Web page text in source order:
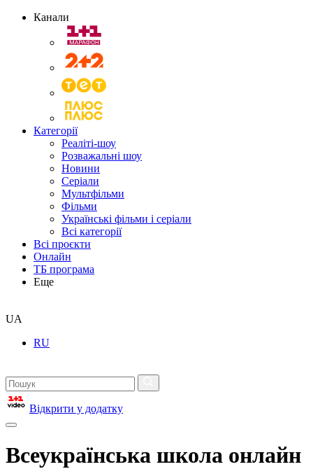
Канали
Категорії
Реаліті-шоу
Розважальні шоу
Новини
Серіали
Мультфільми
Фільми
Українські фільми і серіали
Всі категорії
Всі проєкти
Онлайн
ТБ програма
Еще
UA
RU
Відкрити у додатку
Всеукраїнська школа онлайн